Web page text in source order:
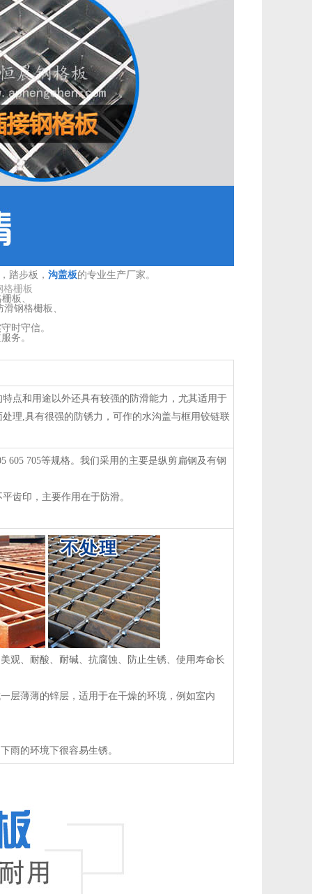
，踏步板， 沟盖板的专业生产厂家。
格栅板
板、
格栅板、
时守信。
务。
点和用途以外还具有较强的防滑能力，尤其适用于
理,具有很强的防锈力，可作的水沟盖与框用铰链联
605 705等规格。我们采用的主要是纵剪扁钢及有钢
齿印，主要作用在于防滑。
观、耐酸、耐碱、抗腐蚀、防止生锈、使用寿命长
层薄薄的锌层，适用于在干燥的环境，例如室内
雨的环境下很容易生锈。